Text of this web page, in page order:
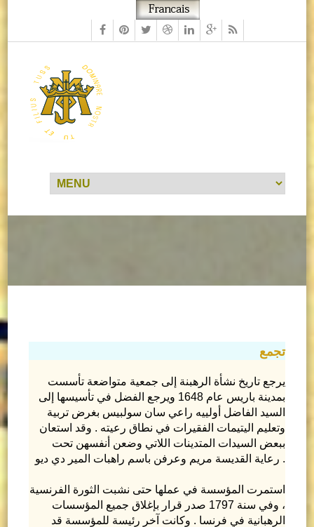
تجمع
يرجع تاريخ نشأة الرهبنة إلى جمعية متواضعة تأسست
بمدينة باريس عام 1648 ويرجع الفضل في تأسيسها إلى
السيد الفاضل أولييه راعي سان سولبيس بغرض تربية
وتعليم اليتيمات الفقيرات في نطاق رعيته . وقد استعان
ببعض السيدات المتدينات اللاتي وضعن أنفسهن تحت
رعاية القديسة مريم وعرفن باسم راهبات المير دي ديو .
استمرت المؤسسة في عملها حتى نشبت الثورة الفرنسية
، وفي سنة 1797 صدر قرار بإغلاق جميع المؤسسات
الرهبانية في فرنسا . وكانت آخر رئيسة للمؤسسة قد